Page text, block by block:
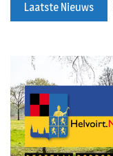
Laatste Nieuws